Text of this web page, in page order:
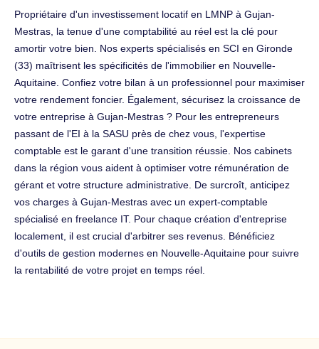
Propriétaire d'un investissement locatif en LMNP à Gujan-
Mestras, la tenue d'une comptabilité au réel est la clé pour
amortir votre bien. Nos experts spécialisés en SCI en Gironde
(33) maîtrisent les spécificités de l'immobilier en Nouvelle-
Aquitaine. Confiez votre bilan à un professionnel pour maximiser
votre rendement foncier. Également, sécurisez la croissance de
votre entreprise à Gujan-Mestras ? Pour les entrepreneurs
passant de l'EI à la SASU près de chez vous, l'expertise
comptable est le garant d'une transition réussie. Nos cabinets
dans la région vous aident à optimiser votre rémunération de
gérant et votre structure administrative. De surcroît, anticipez
vos charges à Gujan-Mestras avec un expert-comptable
spécialisé en freelance IT. Pour chaque création d'entreprise
localement, il est crucial d'arbitrer ses revenus. Bénéficiez
d'outils de gestion modernes en Nouvelle-Aquitaine pour suivre
la rentabilité de votre projet en temps réel.